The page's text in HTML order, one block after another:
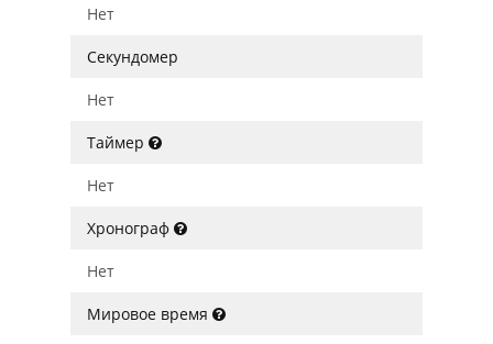
Нет
Секундомер
Нет
Таймер
Нет
Хронограф
Нет
Мировое время